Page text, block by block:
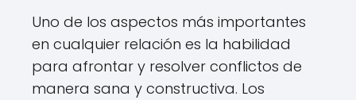
Uno de los aspectos más importantes
en cualquier relación es la habilidad
para afrontar y resolver conflictos de
manera sana y constructiva. Los